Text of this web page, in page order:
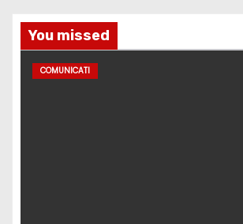
l
iYou missed
COMUNICATI